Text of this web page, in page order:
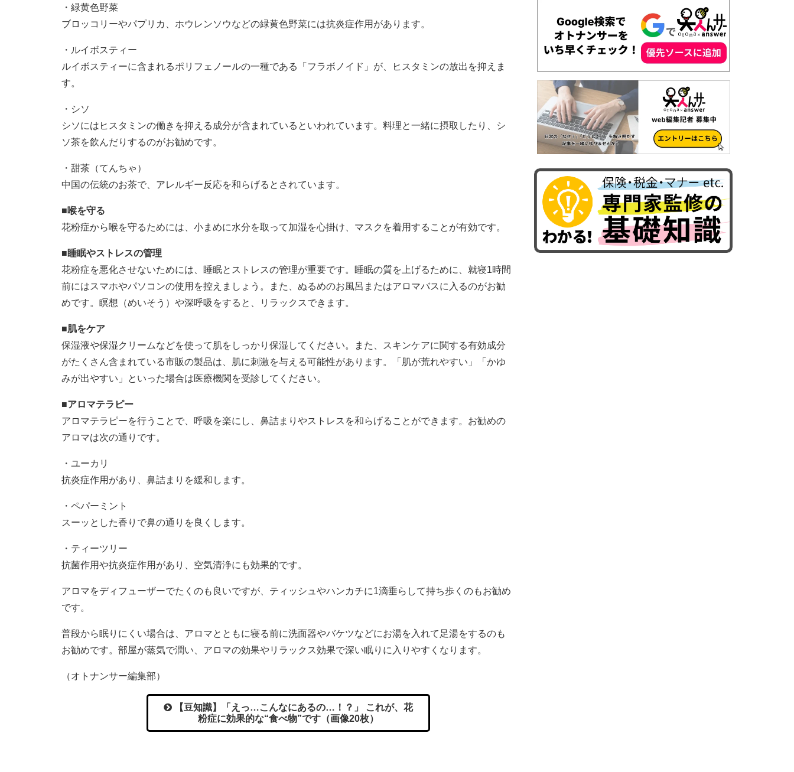
・緑黄色野菜
ブロッコリーやパプリカ、ホウレンソウなどの緑黄色野菜には抗炎症作用があります。
・ルイボスティー
ルイボスティーに含まれるポリフェノールの一種である「フラボノイド」が、ヒスタミンの放出を抑えま
す。
・シソ
シソにはヒスタミンの働きを抑える成分が含まれているといわれています。料理と一緒に摂取したり、シ
ソ茶を飲んだりするのがお勧めです。
・甜茶（てんちゃ）
中国の伝統のお茶で、アレルギー反応を和らげるとされています。
■喉を守る
花粉症から喉を守るためには、小まめに水分を取って加湿を心掛け、マスクを着用することが有効です。
■睡眠やストレスの管理
花粉症を悪化させないためには、睡眠とストレスの管理が重要です。睡眠の質を上げるために、就寝1時間
前にはスマホやパソコンの使用を控えましょう。また、ぬるめのお風呂またはアロマバスに入るのがお勧
めです。瞑想（めいそう）や深呼吸をすると、リラックスできます。
■肌をケア
保湿液や保湿クリームなどを使って肌をしっかり保湿してください。また、スキンケアに関する有効成分
がたくさん含まれている市販の製品は、肌に刺激を与える可能性があります。「肌が荒れやすい」「かゆ
みが出やすい」といった場合は医療機関を受診してください。
■アロマテラピー
アロマテラピーを行うことで、呼吸を楽にし、鼻詰まりやストレスを和らげることができます。お勧めの
アロマは次の通りです。
・ユーカリ
抗炎症作用があり、鼻詰まりを緩和します。
・ペパーミント
スーッとした香りで鼻の通りを良くします。
・ティーツリー
抗菌作用や抗炎症作用があり、空気清浄にも効果的です。
アロマをディフューザーでたくのも良いですが、ティッシュやハンカチに1滴垂らして持ち歩くのもお勧め
です。
普段から眠りにくい場合は、アロマとともに寝る前に洗面器やバケツなどにお湯を入れて足湯をするのも
お勧めです。部屋が蒸気で潤い、アロマの効果やリラックス効果で深い眠りに入りやすくなります。
（オトナンサー編集部）
【豆知識】「えっ…こんなにあるの…！？」 これが、花
粉症に効果的な“食べ物”です（画像20枚）